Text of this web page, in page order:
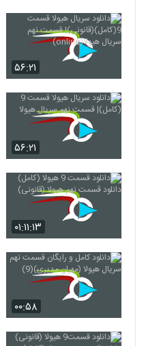
۵۶:۲۱
۵۶:۲۱
۰۱:۱۱:۱۳
۰۰:۵۸